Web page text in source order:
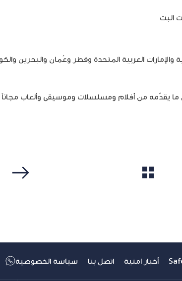
والإمارات العربية المتحدة وقطر وعُمان والبحرين
يقدّمه من أفلام ومسلسلات وموسيقى وألعاب مجاناً
أخبار امنية اتصل بنا سياسة الخصوصية